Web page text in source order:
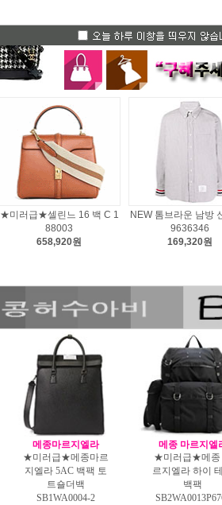
★미러급★셀린느 16 백 C 1
88003
658,920원
NEW 톰브라운 남방
9636346
169,320원
메종마르지엘라
★미러급★메종마르
지엘라 5AC 백팩 토
트숄더백
SB1WA0004-2
메종 마르지엘
★미러급★메종
르지엘라 하이
백팩